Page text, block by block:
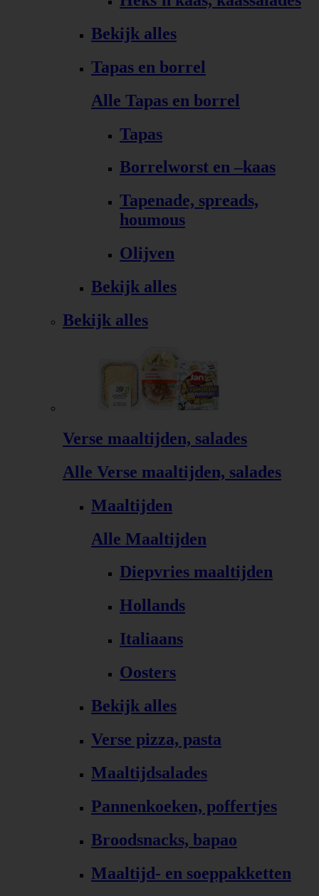
Bekijk alles
Tapas en borrel
Alle Tapas en borrel
Tapas
Borrelworst en –kaas
Tapenade, spreads,
houmous
Olijven
Bekijk alles
Bekijk alles
Verse maaltijden, salades
Alle Verse maaltijden, salades
Maaltijden
Alle Maaltijden
Diepvries maaltijden
Hollands
Italiaans
Oosters
Bekijk alles
Verse pizza, pasta
Maaltijdsalades
Pannenkoeken, poffertjes
Broodsnacks, bapao
Maaltijd- en soeppakketten